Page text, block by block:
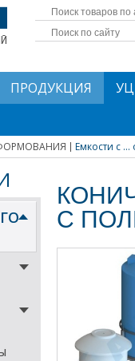
ПРОДУКЦИЯ
Емкости с
С